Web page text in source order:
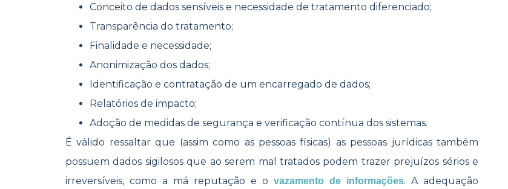
Conceito de dados sensíveis e necessidade de tratame​​nto diferenciado;
Transparência do tratamento;
Finalidade e necessidade;
Anonimização dos dados;
Identificação e contratação de um encarregado de dados;
Relatórios de impacto;
Adoção de medidas de segurança e verificação contínua dos sistemas.
É válido ressaltar que (assim como as pessoas físicas) as pessoas jurídicas também
possuem dados sigilosos que ao serem mal tratados podem trazer prejuízos sérios e
irreversíveis, como a má reputação e o vazamento de informações. A adequação